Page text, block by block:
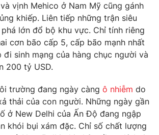
Đài Truyền hình Việt Nam
báo VTV
báo in và báo điện tử số 483/GP-BTTTT
vịnh Mehico ở Nam Mỹ cũng gánh
khiếp. Liên tiếp những trận siêu
lớn đổ bộ khu vực. Chỉ tính riêng
cơn bão cấp 5, cấp bão mạnh nhất
đi sinh mạng của hàng chục người và
200 tỷ USD.
trường đang ngày càng ô nhiễm do
thải của con người. Những ngày gần
ở New Delhi của Ấn Độ đang ngập
khói bụi xám đặc. Chỉ số chất lượng